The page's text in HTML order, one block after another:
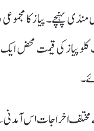
ایک کلو پیاز کی